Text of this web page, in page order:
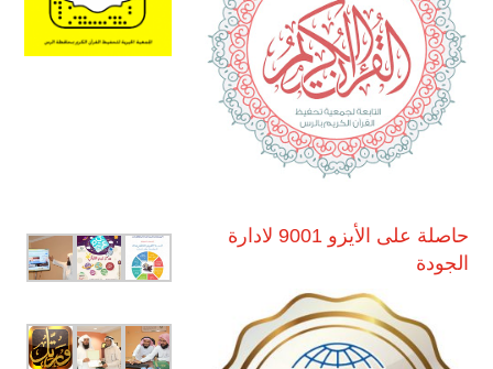
حاصلة على الأيزو 9001 لادارة
الجودة